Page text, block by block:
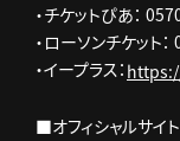
・チケットぴあ：
・ローソンチケット
・イープラス：
■オフィシャルサイト